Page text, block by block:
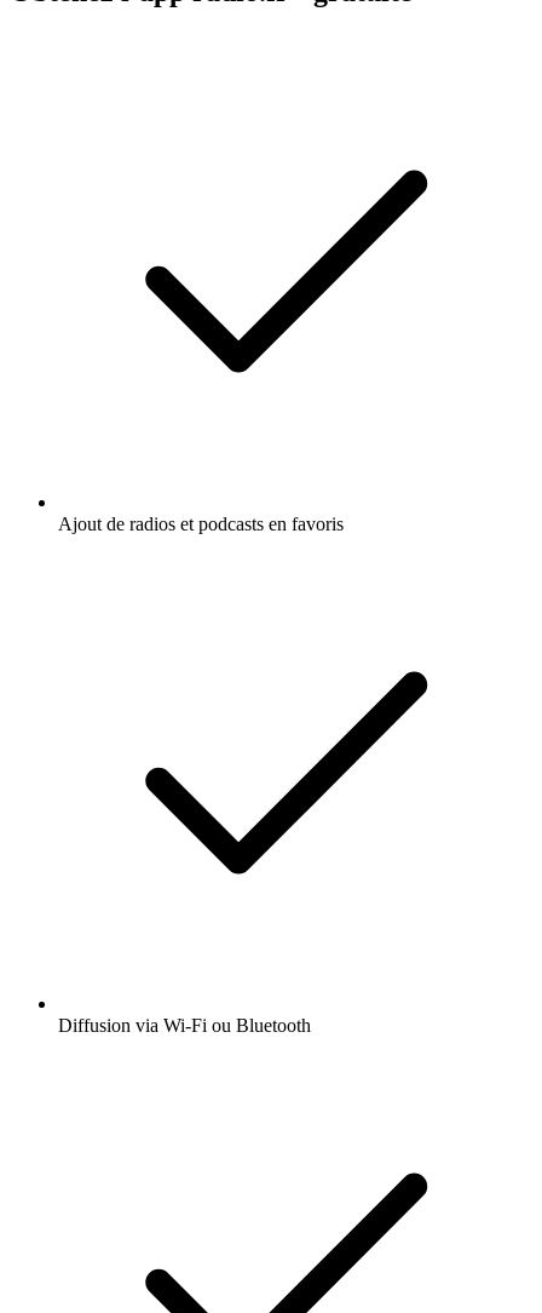
Ajout de radios et podcasts en favoris
Diffusion via Wi-Fi ou Bluetooth